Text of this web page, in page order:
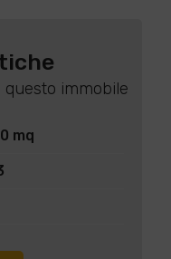
immobile
mq